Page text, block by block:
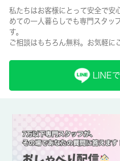
保険加入/料金
有/26680円
保険名/保険期間
-/2年
保証会社の利用 利用料の100％～
私たちはお客様にとって安全で安
めての一人暮らしでも専門スタッ
す。
ご相談はもちろん無料。お気軽に
LINE